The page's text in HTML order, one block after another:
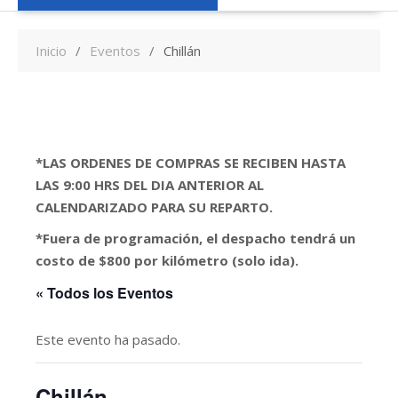
Inicio Eventos Chillán
*LAS ORDENES DE COMPRAS SE RECIBEN HASTA
LAS 9:00 HRS DEL DIA ANTERIOR AL
CALENDARIZADO PARA SU REPARTO.
*Fuera de programación, el despacho tendrá un
costo de $800 por kilómetro (solo ida).
« Todos los Eventos
Este evento ha pasado.